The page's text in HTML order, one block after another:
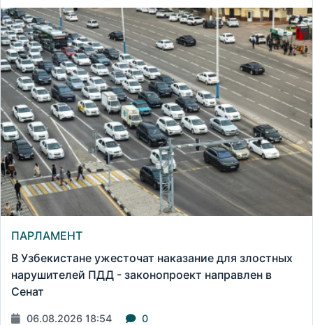
ПАРЛАМЕНТ
В Узбекистане ужесточат наказание для злостных
нарушителей ПДД - законопроект направлен в
Сенат
06.08.2026 18:54 0